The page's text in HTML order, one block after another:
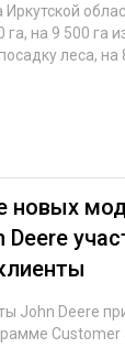
Иркутской
на 9 500 га
леса,
новых
Deere
John Deere